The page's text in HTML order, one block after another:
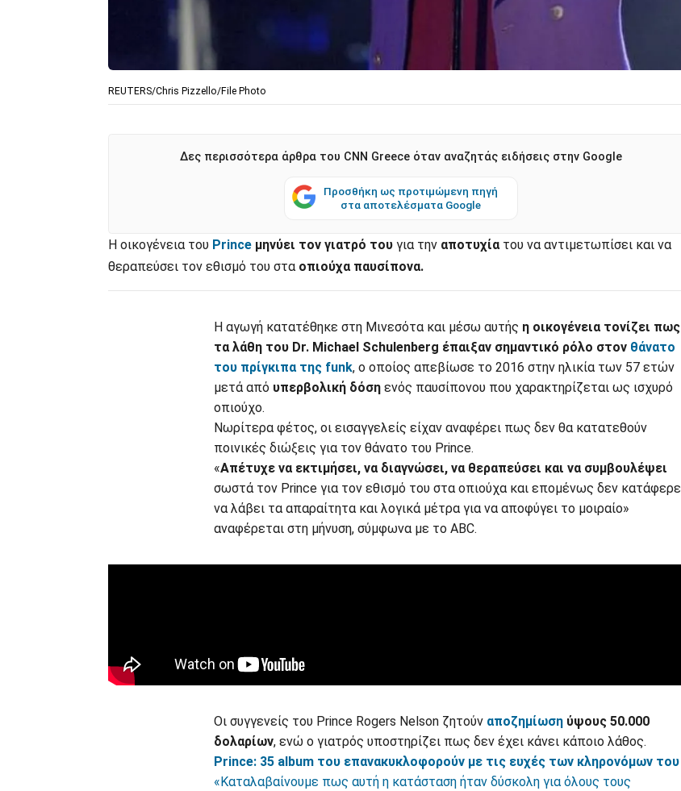
REUTERS/Chris Pizzello/File Photo
Δες περισσότερα άρθρα του CNN Greece όταν αναζητάς ειδήσεις στην Google
Προσθήκη ως προτιμώμενη πηγή
στα αποτελέσματα Google
Η οικογένεια του Prince μηνύει τον γιατρό του για την αποτυχία του να αντιμετωπίσει και να
θεραπεύσει τον εθισμό του στα οπιούχα παυσίπονα.
Η αγωγή κατατέθηκε στη Μινεσότα και μέσω αυτής η οικογένεια τονίζει πως
τα λάθη του Dr. Michael Schulenberg έπαιξαν σημαντικό ρόλο στον θάνατο
του πρίγκιπα της funk, ο οποίος απεβίωσε το 2016 στην ηλικία των 57 ετών
μετά από υπερβολική δόση ενός παυσίπονου που χαρακτηρίζεται ως ισχυρό
οπιούχο.
Νωρίτερα φέτος, οι εισαγγελείς είχαν αναφέρει πως δεν θα κατατεθούν
ποινικές διώξεις για τον θάνατο του Prince.
«Απέτυχε να εκτιμήσει, να διαγνώσει, να θεραπεύσει και να συμβουλέψει
σωστά τον Prince για τον εθισμό του στα οπιούχα και επομένως δεν κατάφερε
να λάβει τα απαραίτητα και λογικά μέτρα για να αποφύγει το μοιραίο»
αναφέρεται στη μήνυση, σύμφωνα με το ABC.
Οι συγγενείς του Prince Rogers Nelson ζητούν αποζημίωση ύψους 50.000
δολαρίων, ενώ ο γιατρός υποστηρίζει πως δεν έχει κάνει κάποιο λάθος.
Prince: 35 album του επανακυκλοφορούν με τις ευχές των κληρονόμων του
«Καταλαβαίνουμε πως αυτή η κατάσταση ήταν δύσκολη για όλους τους